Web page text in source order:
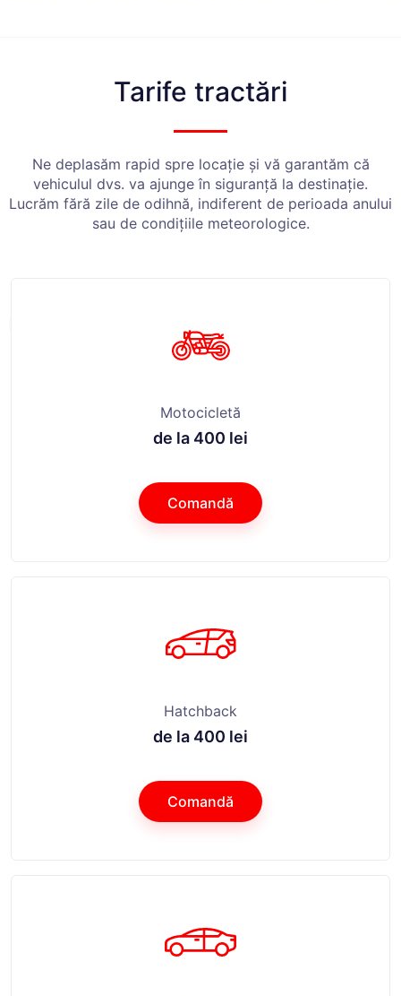
Tarife tractări
Ne deplasăm rapid spre locație și vă garantăm că
vehiculul dvs. va ajunge în siguranță la destinație.
Lucrăm fără zile de odihnă, indiferent de perioada anului
sau de condițiile meteorologice.
Motocicletă
de la 400 lei
Comandă
Hatchback
de la 400 lei
Comandă